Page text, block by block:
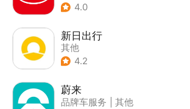
4.0
新日出行
其他
4.2
蔚来
品牌车服务
其他